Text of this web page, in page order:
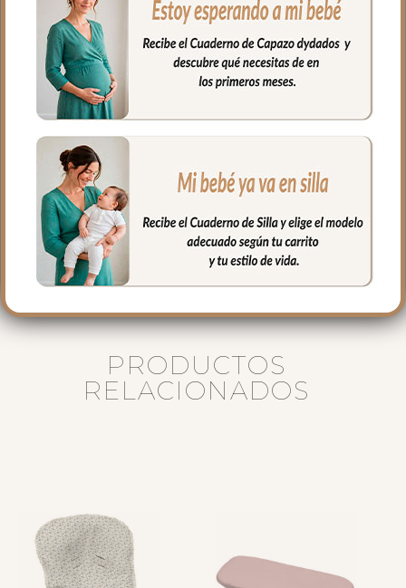
Puedes llevar todas las cositas de tu bebé
bien organizadas y sujetas en el interior y
además cuenta con un bolsillo interior
con cremallera.
Ideal para llevar de la mano con sus asas
cortas o llevar al hombro con el asa largo.
Medidas:
56 cms Ancho
40 cms Ancho
16 cms de lomo
PRODUCTOS
RELACIONADOS